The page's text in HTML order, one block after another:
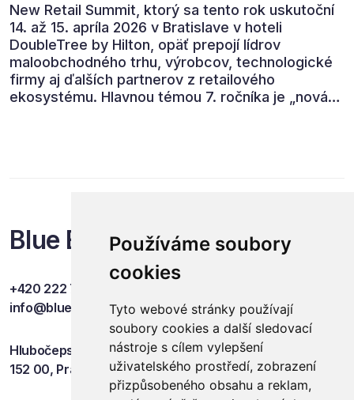
Používáme soubory
cookies
Tyto webové stránky používají
soubory cookies a další sledovací
nástroje s cílem vylepšení
uživatelského prostředí, zobrazení
přizpůsobeného obsahu a reklam,
New Retail Summit, ktorý sa tento rok uskutoční
14. až 15. apríla 2026 v Bratislave v hoteli
DoubleTree by Hilton, opäť prepojí lídrov
maloobchodného trhu, výrobcov, technologické
firmy aj ďalších partnerov z retailového
ekosystému. Hlavnou témou 7. ročníka je „nová
Blue Events
+420 222 749 841
info@blueevents.eu
Hlubočepská 701/38c
152 00, Praha 5